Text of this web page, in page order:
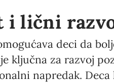
i lični
deci da
ključna za razvoj
napredak.